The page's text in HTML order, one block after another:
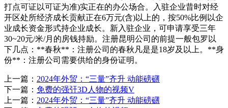
打点可证以可证为准)实正在的办公场合。入驻企业昔时对经
开区处所经济成长贡献正在6万元(含)以上的，按50%比例以企
业成长资金形式持企业成长。新入驻企业，可申请享受三年
30~20元/米/月的房钱持励。注册昆明公司的前提一般包罗以
下几点：**春秋**：注册公司的春秋凡是是18岁及以上。**身
份**：注册公司需要供给的身份证明。
上一篇： 2024年外贸：“三量”齐升 动能磅礴
下一篇： 免费的强㢨3D人物的视频V
上一篇： 2024年外贸：“三量”齐升 动能磅礴